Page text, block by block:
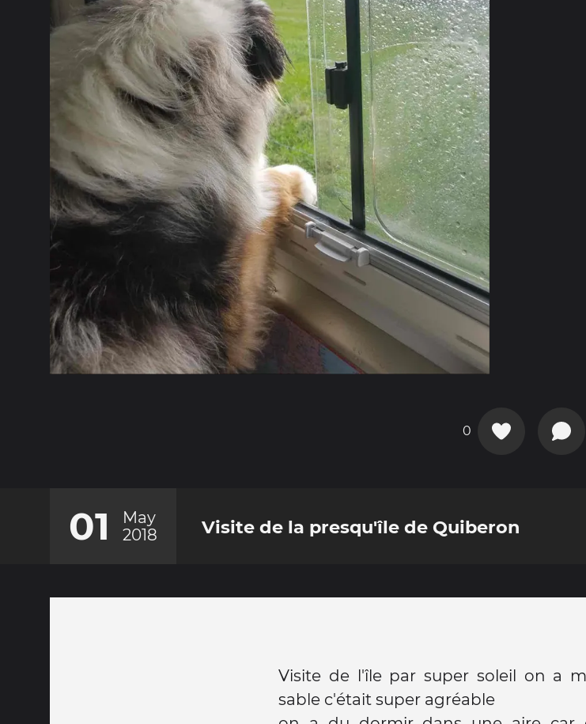
0
01
May
2018
Visite de la presqu'île de Quiberon
Visite de l'île par super soleil on a
sable c'était super agréable